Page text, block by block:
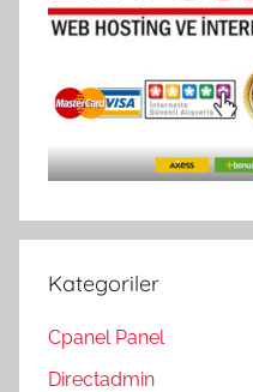
Kategoriler
Cpanel Panel
Directadmin